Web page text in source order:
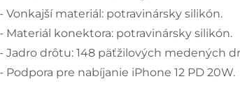
- Vonkajší materiál: potravinársky silikón.
- Materiál konektora: potravinársky silikón.
- Jadro drôtu: 148 päťžilových medených
- Podpora pre nabíjanie iPhone 12 PD 20W.